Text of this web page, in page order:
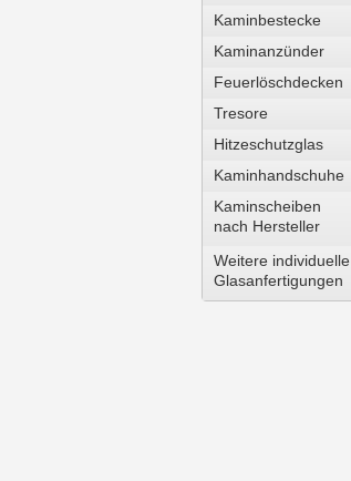
Kaminbestecke
Kaminanzünder
Feuerlöschdecken
Tresore
Hitzeschutzglas
Kaminhandschuhe
Kaminscheiben
nach Hersteller
Weitere individuelle
Glasanfertigungen